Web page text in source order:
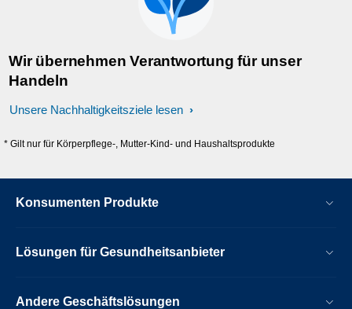
Wir übernehmen Verantwortung für unser
Handeln
Unsere Nachhaltigkeitsziele lesen
* Gilt nur für Körperpflege-, Mutter-Kind- und Haushaltsprodukte
Konsumenten Produkte
Lösungen für Gesundheitsanbieter
Andere Geschäftslösungen